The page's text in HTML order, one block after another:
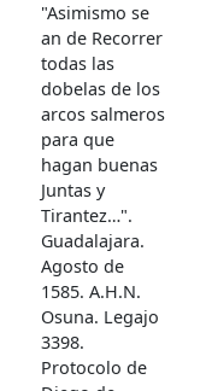
"Asimismo se
an de Recorrer
todas las
dobelas de los
arcos salmeros
para que
hagan buenas
Juntas y
Tirantez…".
Guadalajara.
Agosto de
1585. A.H.N.
Osuna. Legajo
3398.
Protocolo de